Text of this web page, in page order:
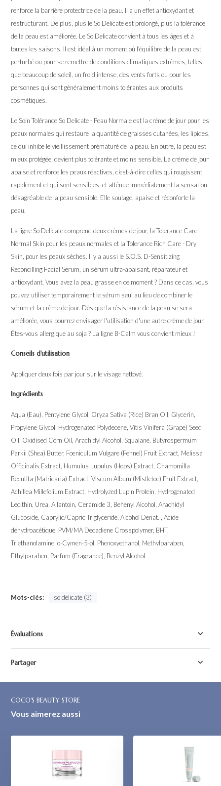
renforce la barrière protectrice de la peau. Il a un effet antioxydant et
restructurant. De plus, plus le So Delicate est prolongé, plus la tolérance
de la peau est améliorée. Le So Delicate convient à tous les âges et à
toutes les saisons. Il est idéal à un moment où l'équilibre de la peau est
perturbé ou pour se remettre de conditions climatiques extrêmes, telles
que beaucoup de soleil, un froid intense, des vents forts ou pour les
personnes qui sont généralement moins tolérantes aux produits
cosmétiques.
Le Soin Tolérance So Delicate - Peau Normale est la crème de jour pour les
peaux normales qui restaure la quantité de graisses cutanées, les lipides,
ce qui inhibe le vieillissement prématuré de la peau. En outre, la peau est
mieux protégée, devient plus tolérante et moins sensible. La crème de jour
apaise et renforce les peaux réactives, c'est-à-dire celles qui rougissent
rapidement et qui sont sensibles, et atténue immédiatement la sensation
désagréable de la peau sensible. Elle soulage, apaise et réconforte la
peau.
La ligne So Delicate comprend deux crèmes de jour, la Tolerance Care -
Normal Skin pour les peaux normales et la Tolerance Rich Care - Dry
Skin, pour les peaux sèches. Il y a aussi le S.O.S. D-Sensitizing
Reconcilling Facial Serum, un sérum ultra-apaisant, réparateur et
antioxydant. Vous avez la peau grasse en ce moment ? Dans ce cas, vous
pouvez utiliser temporairement le sérum seul au lieu de combiner le
sérum et la crème de jour. Dès que la résistance de la peau se sera
améliorée, vous pourrez envisager l'utilisation d'une autre crème de jour.
Êtes-vous allergique au soja ? La ligne B-Calm vous convient mieux !
Conseils d'utilisation
Appliquer deux fois par jour sur le visage nettoyé.
Ingrédients
Aqua (Eau), Pentylene Glycol, Oryza Sativa (Rice) Bran Oil, Glycerin,
Propylene Glycol, Hydrogenated Polydecene, Vitis Vinifera (Grape) Seed
Oil, Oxidised Corn Oil, Arachidyl Alcohol, Squalane, Butyrospermum
Parkii (Shea) Butter, Foeniculum Vulgare (Fennel) Fruit Extract, Melissa
Officinalis Extract, Humulus Lupulus (Hops) Extract, Chamomilla
Recutita (Matricaria) Extract, Viscum Album (Mistletoe) Fruit Extract,
Achillea Millefolium Extract, Hydrolyzed Lupin Protein, Hydrogenated
Lecithin, Urea, Allantoin, Ceramide 3, Behenyl Alcohol, Arachidyl
Glucoside, Caprylic/Capric Triglyceride, Alcohol Denat. , Acide
déhydroacétique, PVM/MA Decadiene Crosspolymer, BHT,
Triethanolamine, o-Cymen-5-ol, Phenoxyethanol, Methylparaben,
Ethylparaben, Parfum (Fragrance), Benzyl Alcohol.
Mots-clés: so delicate (3)
Évaluations
Partager
COCO'S BEAUTY STORE
Vous aimerez aussi